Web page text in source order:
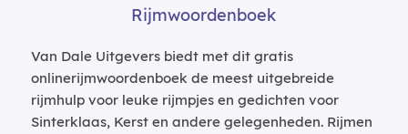
Rijmwoordenboek
Van Dale Uitgevers biedt met dit gratis
onlinerijmwoordenboek de meest uitgebreide
rijmhulp voor leuke rijmpjes en gedichten voor
Sinterklaas, Kerst en andere gelegenheden. Rijmen